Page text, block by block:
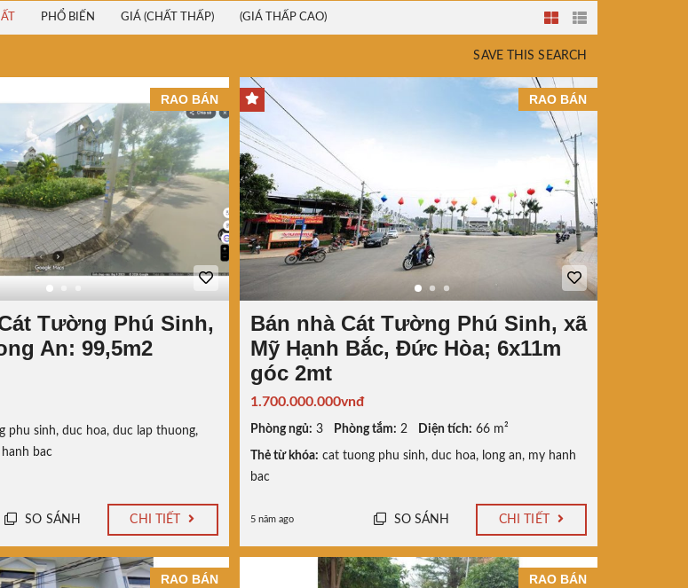
PHỔ BIẾN GIÁ (CHẤT THẤP) (GIÁ THẤP CAO)
SAVE THIS SEARCH
RAO BÁN
Tường Phú Sinh,
An: 99,5m2
phu sinh, duc hoa, duc lap thuong,
bac
SO SÁNH CHI TIẾT
RAO BÁN
Bán nhà Cát Tường Phú Sinh, xã
Mỹ Hạnh Bắc, Đức Hòa; 6x11m
góc 2mt
1.700.000.000vnđ
Phòng ngủ: 3 Phòng tắm: 2 Diện tích: 66 m²
Thẻ từ khóa: cat tuong phu sinh, duc hoa, long an, my hanh
bac
5 năm ago SO SÁNH CHI TIẾT
RAO BÁN RAO BÁN